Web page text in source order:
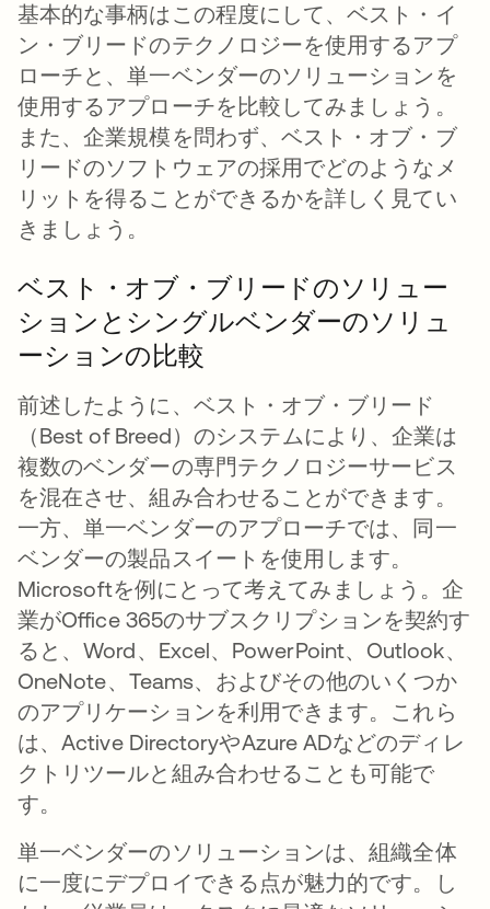
基本的な事柄はこの程度にして、ベスト・イ
ン・ブリードのテクノロジーを使用するアプ
ローチと、単一ベンダーのソリューションを
使用するアプローチを比較してみましょう。
また、企業規模を問わず、ベスト・オブ・ブ
リードのソフトウェアの採用でどのようなメ
リットを得ることができるかを詳しく見てい
きましょう。
ベスト・オブ・ブリードのソリュー
ションとシングルベンダーのソリュ
ーションの比較
前述したように、ベスト・オブ・ブリード
（Best of Breed）のシステムにより、企業は
複数のベンダーの専門テクノロジーサービス
を混在させ、組み合わせることができます。
一方、単一ベンダーのアプローチでは、同一
ベンダーの製品スイートを使用します。
Microsoftを例にとって考えてみましょう。企
業がOffice 365のサブスクリプションを契約す
ると、Word、Excel、PowerPoint、Outlook、
OneNote、Teams、およびその他のいくつか
のアプリケーションを利用できます。これら
は、Active DirectoryやAzure ADなどのディレ
クトリツールと組み合わせることも可能で
す。
単一ベンダーのソリューションは、組織全体
に一度にデプロイできる点が魅力的です。し